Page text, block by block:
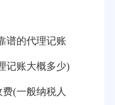
谱的代理记账
记账大概多少)
(一般纳税人